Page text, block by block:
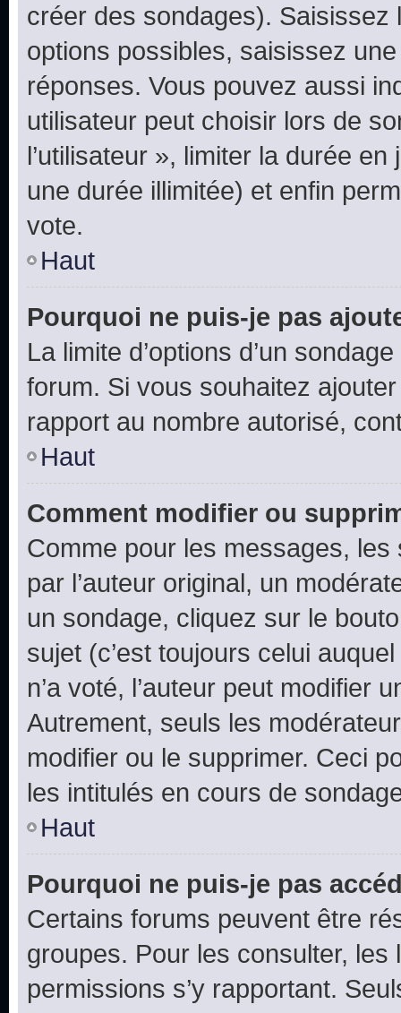
créer des sondages).
options possibles, saisissez
réponses. Vous pouvez aussi
utilisateur peut choisir lors de
l’utilisateur », limiter la durée
une durée illimitée) et enfin
vote.
Haut
Pourquoi ne puis-je pas
La limite d’options d’un
forum. Si vous souhaitez
rapport au nombre autorisé,
Haut
Comment modifier ou
Comme pour les messages,
par l’auteur original, un
un sondage, cliquez sur le
sujet (c’est toujours celui
n’a voté, l’auteur peut modifier
Autrement, seuls les
modifier ou le supprimer. Ceci
les intitulés en cours de
Haut
Pourquoi ne puis-je pas
Certains forums peuvent être
groupes. Pour les consulter,
permissions s’y rapportant.